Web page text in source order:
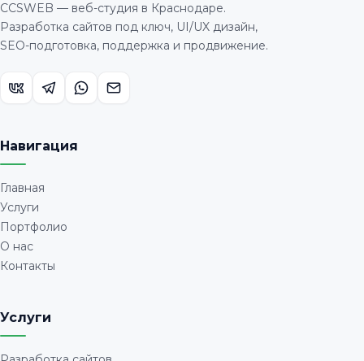
CCSWEB — веб-студия в Краснодаре.
Разработка сайтов под ключ, UI/UX дизайн,
SEO-подготовка, поддержка и продвижение.
Навигация
Главная
Услуги
Портфолио
О нас
Контакты
Услуги